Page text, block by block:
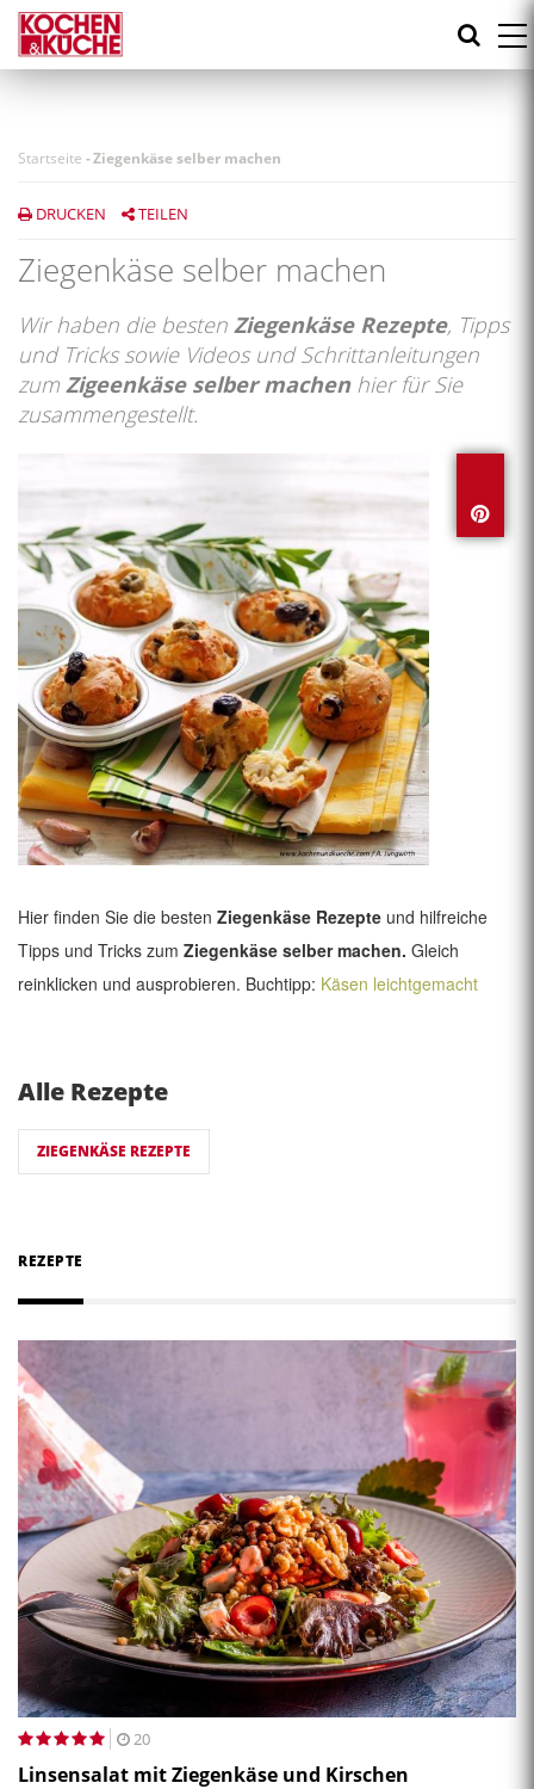
Direkt
zum
Inhalt
Startseite -Ziegenkäse selber machen
DRUCKEN TEILEN
Ziegenkäse selber machen
Wir haben die besten Ziegenkäse Rezepte, Tipps
und Tricks sowie Videos und Schrittanleitungen
zum Zigeenkäse selber machen hier für Sie
zusammengestellt.
Hier finden Sie die besten Ziegenkäse Rezepte und hilfreiche
Tipps und Tricks zum Ziegenkäse selber machen. Gleich
reinklicken und ausprobieren. Buchtipp: Käsen leichtgemacht
Alle Rezepte
ZIEGENKÄSE REZEPTE
REZEPTE
20
Linsensalat mit Ziegenkäse und Kirschen